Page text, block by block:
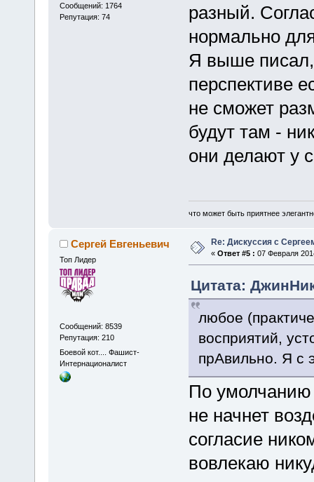
Сообщений: 1764
Репутация: 74
разный.
нормально
Я выше писал,
перспективе
не сможет
будут там -
они делают у
что может быть приятнее
Сергей Евгеньевич
Топ Лидер
Сообщений: 8539
Репутация: 210
Боевой кот.... Фашист-
Интернационалист
Re: Дискуссия с
« Ответ #5 : 07 Февраля
Цитата:
любое
восприятий,
прАвильно. Я с
По умолчанию
не начнет
согласие
вовлекаю